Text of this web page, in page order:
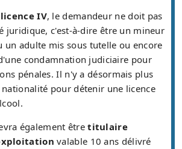
IV, le demandeur ne doit pas
juridique, c'est-à-dire être un mineur
un adulte mis sous tutelle ou encore
condamnation judiciaire pour
pénales. Il n'y a désormais plus
pour détenir une licence
également êtretitulaire
valable 10 ans délivré